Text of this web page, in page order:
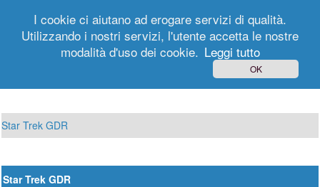
Registrati
Star Trek GDR
Star Trek GDR
I cookie ci aiutano ad erogare servizi di qualità.
Utilizzando i nostri servizi, l'utente accetta le nostre
modalità d'uso dei cookie. Leggi tutto
OK